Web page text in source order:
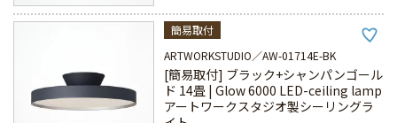
簡易取付
ARTWORKSTUDIO
AW-01714E-BK
[簡易取付] ブラック+シャンパンゴール
ド 14畳 | Glow 6000 LED-ceiling lamp
アートワークスタジオ製シーリングラ